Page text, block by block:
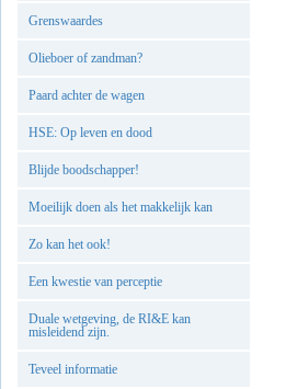
Grenswaardes
Olieboer of zandman?
Paard achter de wagen
HSE: Op leven en dood
Blijde boodschapper!
Moeilijk doen als het makkelijk kan
Zo kan het ook!
Een kwestie van perceptie
Duale wetgeving, de RI&E kan
misleidend zijn.
Teveel informatie